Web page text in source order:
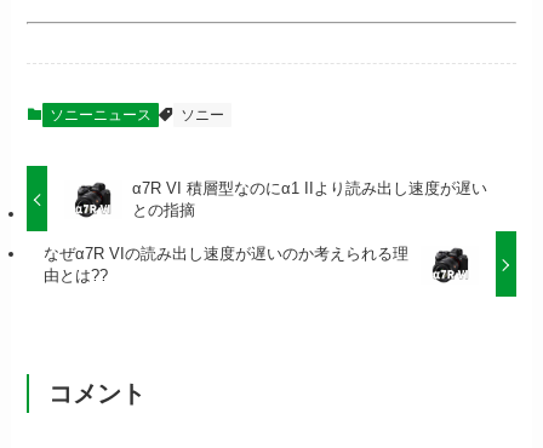
ソニーニュース ソニー
α7R VI 積層型なのにα1 IIより読み出し速度が遅い
との指摘
なぜα7R VIの読み出し速度が遅いのか考えられる理
由とは??
コメント